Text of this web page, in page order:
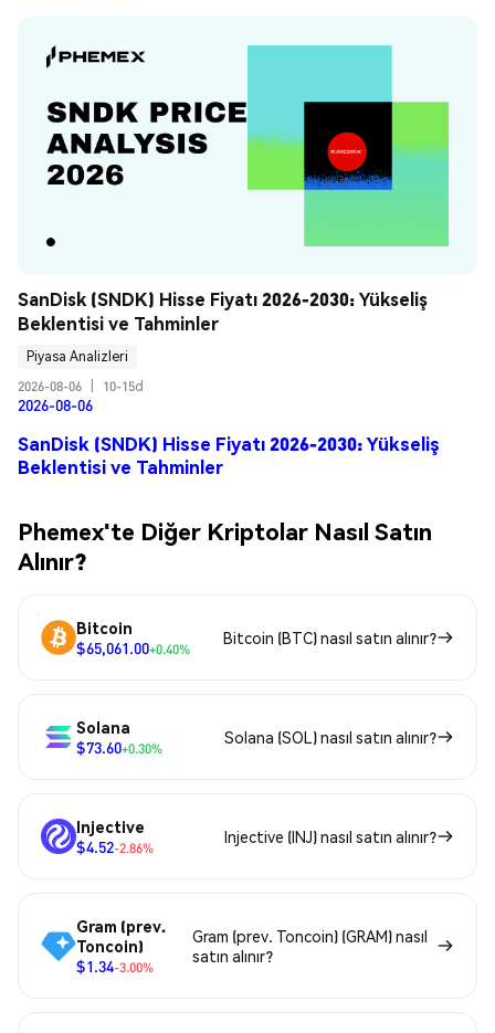
SanDisk (SNDK) Hisse Fiyatı 2026-2030: Yükseliş
Beklentisi ve Tahminler
Piyasa Analizleri
2026-08-06
10-15d
2026-08-06
SanDisk (SNDK) Hisse Fiyatı 2026-2030: Yükseliş
Beklentisi ve Tahminler
Phemex'te Diğer Kriptolar Nasıl Satın
Alınır?
Bitcoin
$65,061.00+0.40%
Bitcoin (BTC) nasıl satın alınır?
Solana
$73.60+0.30%
Solana (SOL) nasıl satın alınır?
Injective
$4.52-2.86%
Injective (INJ) nasıl satın alınır?
Gram (prev.
Toncoin)
$1.34-3.00%
Gram (prev. Toncoin) (GRAM) nasıl
satın alınır?